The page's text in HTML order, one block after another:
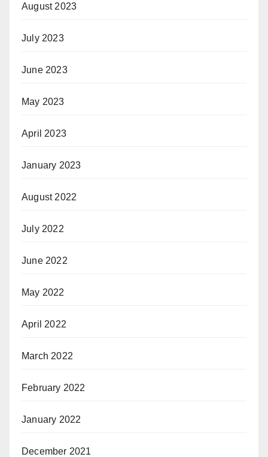
August 2023
July 2023
June 2023
May 2023
April 2023
January 2023
August 2022
July 2022
June 2022
May 2022
April 2022
March 2022
February 2022
January 2022
December 2021